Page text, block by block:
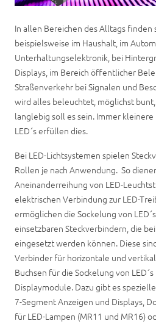
In allen Bereichen des Alltags finden
beispielsweise im Haushalt, im
Unterhaltungselektronik, bei
Displays, im Bereich öffentlicher
Straßenverkehr bei Signalen und
wird alles beleuchtet, möglichst
langlebig soll es sein. Immer
LED´s erfüllen dies.
Bei LED-Lichtsystemen spielen
Rollen je nach Anwendung. So
Aneinanderreihung von LED-
elektrischen Verbindung zur LED-
ermöglichen die Sockelung von
einsetzbaren Steckverbindern, die
eingesetzt werden können. Diese
Verbinder für horizontale und
Buchsen für die Sockelung von
Displaymodule. Dazu gibt es
7-Segment Anzeigen und Displays,
für LED-Lampen (MR11 und MR16)